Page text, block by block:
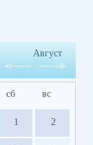
Август
сб вс
1 2